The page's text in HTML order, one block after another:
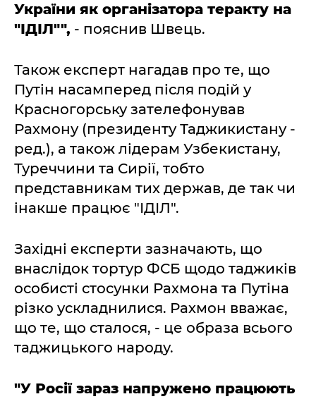
України як організатора теракту на
"ІДІЛ"", - пояснив Швець.
Також експерт нагадав про те, що
Путін насамперед після подій у
Красногорську зателефонував
Рахмону (президенту Таджикистану -
ред.), а також лідерам Узбекистану,
Туреччини та Сирії, тобто
представникам тих держав, де так чи
інакше працює "ІДІЛ".
Західні експерти зазначають, що
внаслідок тортур ФСБ щодо таджиків
особисті стосунки Рахмона та Путіна
різко ускладнилися. Рахмон вважає,
що те, що сталося, - це образа всього
таджицького народу.
"У Росії зараз напружено працюють